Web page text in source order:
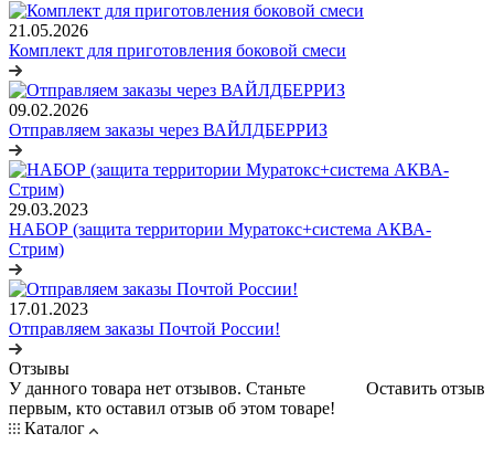
21.05.2026
Комплект для приготовления боковой смеси
09.02.2026
Отправляем заказы через ВАЙЛДБЕРРИЗ
29.03.2023
НАБОР (защита территории Муратокс+система АКВА-
Стрим)
17.01.2023
Отправляем заказы Почтой России!
Отзывы
Оставить отзыв
У данного товара нет отзывов. Станьте
первым, кто оставил отзыв об этом товаре!
Каталог